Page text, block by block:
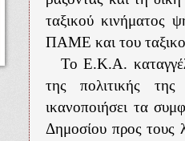
ταξικού κινήματος
ΠΑΜΕ και του
Το Ε.Κ.Α.
της πολιτικής
ικανοποιήσει τα
Δημοσίου προς τους